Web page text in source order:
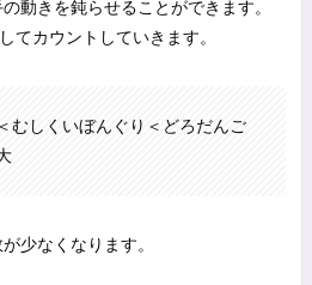
動きを鈍らせることができます。
てカウントしていきます。
しくいぼんぐり＜どろだんご
少なくなります。